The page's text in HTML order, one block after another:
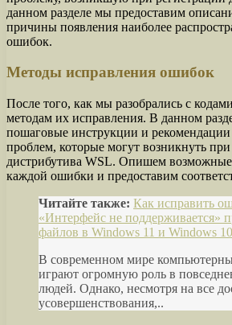
данном разделе мы предоставим
причины появления наиболее
ошибок.
Методы исправления ошибок
После того, как мы разобрались с
методам их исправления. В данном
пошаговые инструкции и
проблем, которые могут возникнуть
дистрибутива WSL. Опишем
каждой ошибки и предоставим
Читайте также: Как исправить
«Интерфейс не поддерживается»
файлов в Windows 11 и Windows 10
В современном мире
играют огромную роль в
людей. Однако, несмотря на все
усовершенствования,..